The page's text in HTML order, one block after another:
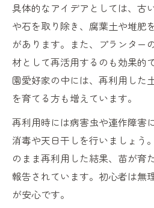
具体的なアイデアとしては、古
や石を取り除き、腐葉土や堆肥
があります。また、プランター
材として再活用するのも効果的
園愛好家の中には、再利用した
を育てる方も増えています。
再利用時には病害虫や連作障害
消毒や天日干しを行いましょう
のまま再利用した結果、苗が育
報告されています。初心者は無
が安心です。